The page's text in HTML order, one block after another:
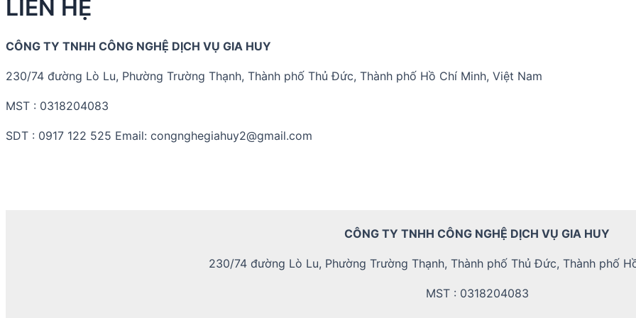
LIÊN HỆ
CÔNG TY TNHH CÔNG NGHỆ DỊCH VỤ GIA HUY
230/74 đường Lò Lu, Phường Trường Thạnh, Thành phố Thủ Đức, Thành phố Hồ Chí Minh, Việt Nam
MST : 0318204083
SDT : 0917 122 525 Email: congnghegiahuy2@gmail.com
CÔNG TY TNHH CÔNG NGHỆ DỊCH VỤ GIA HUY
230/74 đường Lò Lu, Phường Trường Thạnh, Thành phố Thủ Đức, Thành phố
MST : 0318204083